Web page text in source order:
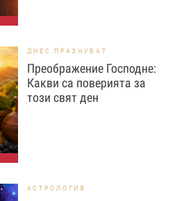
ДНЕС ПРАЗНУВАТ
Преображение Господне:
Какви са поверията за
този свят ден
АСТРОЛОГИЯ